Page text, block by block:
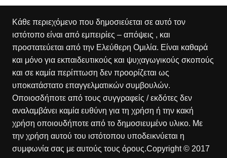
Κάθε περιεχόμενο που δημοσιεύεται σε αυτό τον
ιστότοπο είναι από εμπειρίες – απόψεις , και
προστατεύεται από την Ελεύθερη Ομιλία. Είναι καθαρά
και μόνο για εκπαιδευτικούς και ψυχαγωγικούς σκοπούς
και σε καμία περίπτωση δεν προορίζεται ως
υποκατάστατο επαγγελματικών συμβουλών.
Οποιοσδήποτε από τους συγγραφείς / εκδότες δεν
αναλαμβάνει καμία ευθύνη για τη χρήση ή την κακή
χρήση οποιουδήποτε από το δημοσιευμένο υλικο. Με
την χρήση αυτού του ιστότοπου υποδεικνύεται η
συμφωνία σας με αυτούς τους όρους.Copyright © 2017